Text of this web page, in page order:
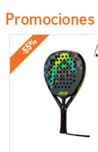
Promociones
-55%